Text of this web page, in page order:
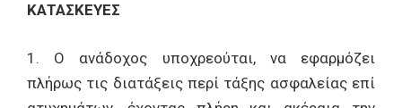
ΚΑΤΑΣΚΕΥΕΣ
1. Ο ανάδοχος υποχρεούται, να εφαρμόζει
πλήρως τις διατάξεις περί τάξης ασφαλείας επί